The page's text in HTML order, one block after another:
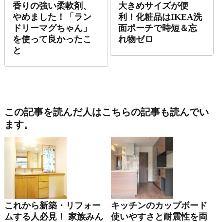
香りの強い柔軟剤、
やめました！「ラン
ドリーマグちゃん」
を使って良かったこ
と
大きめサイズが便
利！化粧品はIKEA洗
面ポーチで時短＆忘
れ物ゼロ
この記事を読んだ人はこちらの記事も読んでい
ます。
これから新築・リフォー
ムする人必見！ 家族みん
キッチンのカップボード
使いやすさと耐震性を両